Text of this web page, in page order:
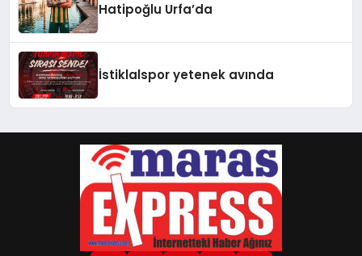
Hatipoğlu Urfa’da
İstiklalspor yetenek avında